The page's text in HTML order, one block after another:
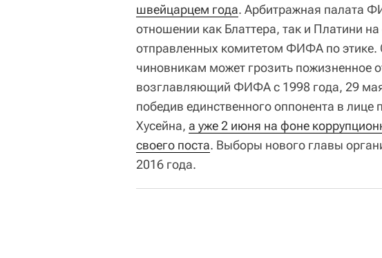
швейцарцем года. Арбитражная палата
отношении как Блаттера, так и Платини
отправленных комитетом ФИФА по
чиновникам может грозить пожизненное
возглавляющий ФИФА с 1998 года, 29
победив единственного оппонента в
Хусейна, а уже 2 июня на фоне
своего поста. Выборы нового главы
2016 года.